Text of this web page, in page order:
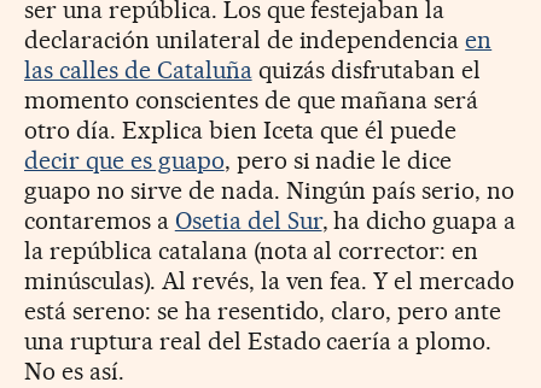
ser una república. Los que festejaban la
declaración unilateral de independenciaen
las calles de Cataluñaquizás disfrutaban el
momento conscientes de que mañana será
otro día. Explica bien Iceta que él puede
decir que es guapo, pero si nadie le dice
guapo no sirve de nada. Ningún país serio, no
contaremos a Osetia del Sur, ha dicho guapa a
la república catalana (nota al corrector: en
minúsculas). Al revés, la ven fea. Y el mercado
está sereno: se ha resentido, claro, pero ante
una ruptura real del Estado caería a plomo.
No es así.